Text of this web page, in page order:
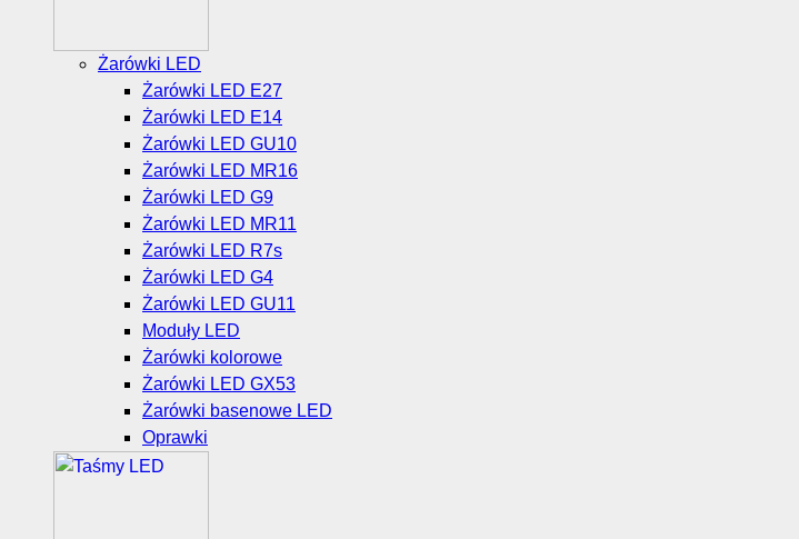
Żarówki LED
Żarówki LED E27
Żarówki LED E14
Żarówki LED GU10
Żarówki LED MR16
Żarówki LED G9
Żarówki LED MR11
Żarówki LED R7s
Żarówki LED G4
Żarówki LED GU11
Moduły LED
Żarówki kolorowe
Żarówki LED GX53
Żarówki basenowe LED
Oprawki